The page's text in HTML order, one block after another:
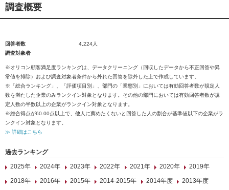
調査概要
回答者数
4,224人
調査対象者
※オリコン顧客満足度ランキングは、データクリーニング（回収したデータから不正回答や異
常値を排除）および調査対象者条件から外れた回答を除外した上で作成しています。
※「総合ランキング」、「評価項目別」、部門の「業態別」においては有効回答者数が規定人
数を満たした企業のみランクイン対象となります。その他の部門においては有効回答者数が規
定人数の半数以上の企業がランクイン対象となります。
※総合得点が60.00点以上で、他人に薦めたくないと回答した人の割合が基準値以下の企業がラ
ンクイン対象となります。
≫ 詳細はこちら
過去ランキング
2025年
2024年 2023年 2022年 2021年 2020年
2019年
2018年
2016年 2015年 2014-2015年 2014年度
2013年度